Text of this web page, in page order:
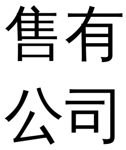
售
公司